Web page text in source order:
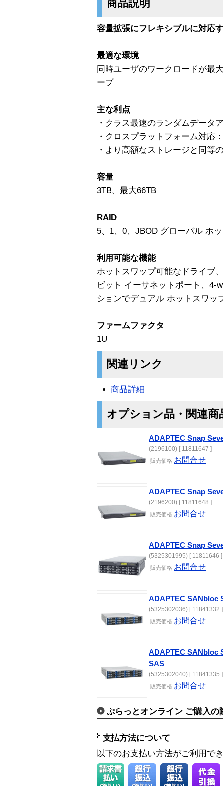
商品説明
容量拡張にフレキシブルに対応
最適な環境
同時ユーザのワークロードが最
ープ
主な利点
・クラス最速のランダムデータ
・クロスプラットフォーム対応
・より高額なストレージと同等
容量
3TB、最大66TB
RAID
5、1、0、JBOD グローバル ホ
利用可能な機能
ホットスワップ可能なドライブ
ビット イーサネットポート、4-
ションでデュアル ホットスワッ
ファームファクタ
1U
関連リンク
商品詳細
オプション品・関連商
ADAPTEC Snap
(2196100) [ 11811647 ]
販売価格 お問合せ
ADAPTEC Snap
(2196200) [ 11811648 ]
販売価格 お問合せ
ADAPTEC Snap
(5325301995) [ 11811646 ]
販売価格 お問合せ
ADAPTEC SANbloc
(5325302036) [ 11841332 ]
販売価格 お問合せ
ADAPTEC SANbloc
SAS
(5325302040) [ 11841335 ]
販売価格 お問合せ
ぷらっとオンライン ご購入の
支払方法について
以下のお支払い方法がご利用で